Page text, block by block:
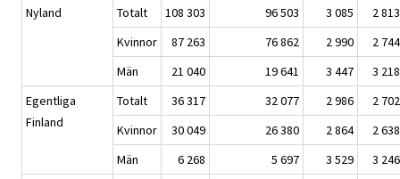
Nyland
Totalt 108 303 96 503 3 085
2 813
Kvinnor
87 263 76 862 2 990
2 744
Män
21 040 19 641 3 447
3 218
Egentliga
Finland
Totalt 36 317 32 077 2 986
2 702
Kvinnor
30 049 26 380 2 864
2 638
Män
6 268 5 697 3 529
3 246